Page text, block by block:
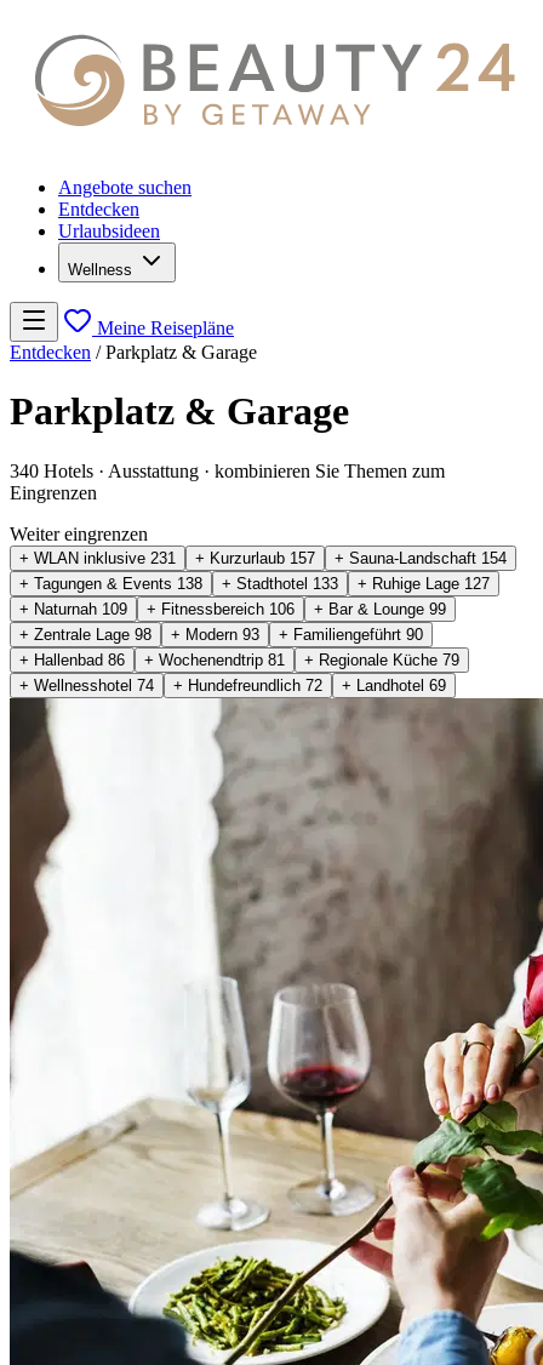
Angebote suchen
Entdecken
Urlaubsideen
Wellness
Meine Reisepläne
Entdecken / Parkplatz & Garage
Parkplatz & Garage
340 Hotels · Ausstattung · kombinieren Sie Themen zum
Eingrenzen
Weiter eingrenzen
+ WLAN inklusive 231 + Kurzurlaub 157 + Sauna-Landschaft 154
+ Tagungen & Events 138 + Stadthotel 133 + Ruhige Lage 127
+ Naturnah 109 + Fitnessbereich 106 + Bar & Lounge 99
+ Zentrale Lage 98 + Modern 93 + Familiengeführt 90
+ Hallenbad 86 + Wochenendtrip 81 + Regionale Küche 79
+ Wellnesshotel 74 + Hundefreundlich 72 + Landhotel 69